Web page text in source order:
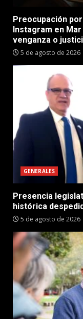
Preocupación
Instagram en
venganza o
5 de agosto de 2026
GENERALES
Presencia
histórica
5 de agosto de 2026